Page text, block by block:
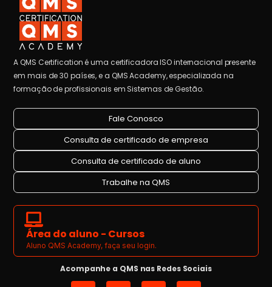
A QMS Certification é uma certificadora ISO internacional presente
em mais de 30 países, e a QMS Academy, especializada na
formação de profissionais em Sistemas de Gestão.
Fale Conosco
Consulta de certificado de empresa
Consulta de certificado de aluno
Trabalhe na QMS
Área do aluno - Cursos
Aluno QMS Academy, faça seu login.
Acompanhe a QMS nas Redes Sociais